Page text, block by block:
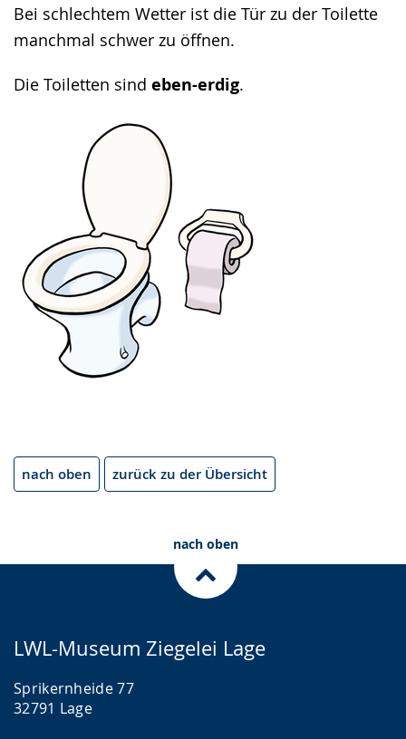
Bei schlechtem Wetter ist die Tür zu der Toilette
manchmal schwer zu öffnen.
Die Toiletten sind eben-erdig.
nach oben zurück zu der Übersicht
nach oben
LWL-Museum Ziegelei Lage
Sprikernheide 77
32791 Lage